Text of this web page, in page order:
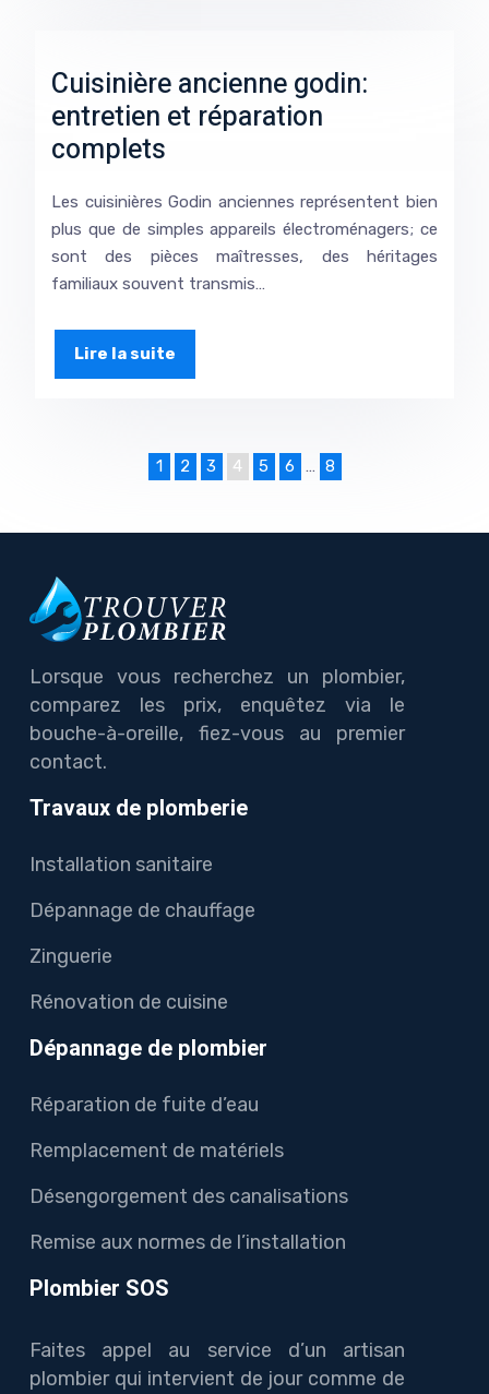
Cuisinière ancienne godin:
entretien et réparation
complets
Les cuisinières Godin anciennes représentent bien
plus que de simples appareils électroménagers; ce
sont des pièces maîtresses, des héritages
familiaux souvent transmis…
Lire la suite
1 2 3 4 5 6 … 8
Lorsque vous recherchez un plombier,
comparez les prix, enquêtez via le
bouche-à-oreille, fiez-vous au premier
contact.
Travaux de plomberie
Installation sanitaire
Dépannage de chauffage
Zinguerie
Rénovation de cuisine
Dépannage de plombier
Réparation de fuite d’eau
Remplacement de matériels
Désengorgement des canalisations
Remise aux normes de l’installation
Plombier SOS
Faites appel au service d’un artisan
plombier qui intervient de jour comme de